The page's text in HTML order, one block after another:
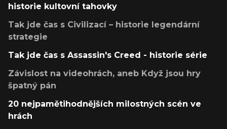
historie kultovní tahovky
Tak jde čas s Civilizací – historie legendární
strategie
Tak jde čas s Assassin's Creed - historie série
Závislost na videohrách, aneb Když jsou hry
špatný pán
20 nejpamětihodnějších milostných scén ve
hrách